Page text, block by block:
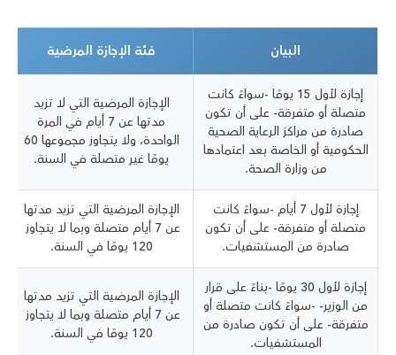
البيان فئة الإجازة المرضية
إجازة لأول 15 يومًا -سواءً كانت
متصلة أو متفرقة- على أن تكون
صادرة من مراكز الرعاية الصحية
الحكومية أو الخاصة بعد اعتمادها
من وزارة الصحة.
الإجازة المرضية التي لا تزيد
مدتها عن 7 أيام في المرة
الواحدة، ولا يتجاوز مجموعها 60
يومًا غير متصلة في السنة.
إجازة لأول 7 أيام -سواءً كانت
متصلة أو متفرقة- على أن تكون
صادرة من المستشفيات.
الإجازة المرضية التي تزيد مدتها
عن 7 أيام متصلة وبما لا يتجاوز
120 يومًا في السنة.
إجازة لأول 30 يومًا -بناءً على قرار
من الوزير- -سواءً كانت متصلة أو
متفرقة- على أن تكون صادرة من
المستشفيات.
الإجازة المرضية التي تزيد مدتها
عن 7 أيام متصلة وبما لا يتجاوز
120 يومًا في السنة.